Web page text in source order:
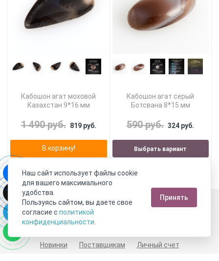
Кабошон агат моховой
Казахстан 9*16 мм
1 490 руб. 819 руб.
В корзину!
Кабошон агат серый
Ботсвана 8*15 мм
590 руб. 324 руб.
Выбрать вариант
Пн-Пт с 10:00 до 21:00
8 800 333 10 62
Новинки Поставщикам
Личный счет
Наш сайт использует файлы cookie
для вашего максимального
удобства.
Пользуясь сайтом, вы даете свое
согласие с политикой
конфиденциальности
Принять